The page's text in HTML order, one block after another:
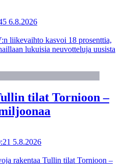
6.8.2026
liikevaihto kasvoi 18 prosenttia,
lukuisia neuvotteluja uusista
tilat Tornioon –
5.8.2026
rakentaa Tullin tilat Tornioon –